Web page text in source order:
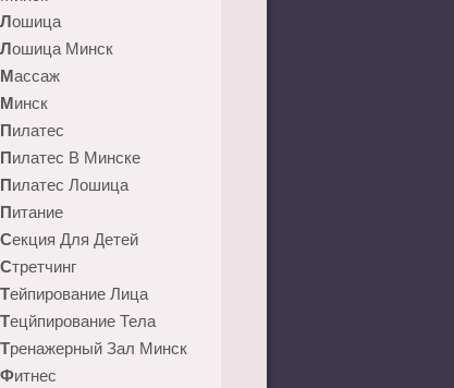
Лошица
Лошица Минск
Массаж
Минск
Пилатес
Пилатес В Минске
Пилатес Лошица
Питание
Секция Для Детей
Стретчинг
Тейпирование Лица
Тецйпирование Тела
Тренажерный Зал Минск
Фитнес